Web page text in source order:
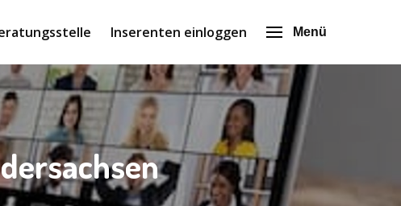
Inserenten einloggen Menü